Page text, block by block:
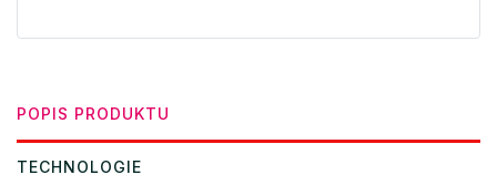
POPIS PRODUKTU
TECHNOLOGIE